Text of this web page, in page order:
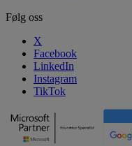
Følg oss
X
Facebook
LinkedIn
Instagram
TikTok